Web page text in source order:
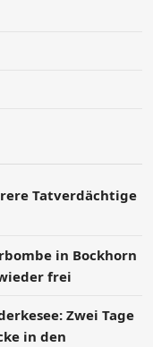
Tatverdächtige
in Bockhorn
frei
Zwei Tage
in den